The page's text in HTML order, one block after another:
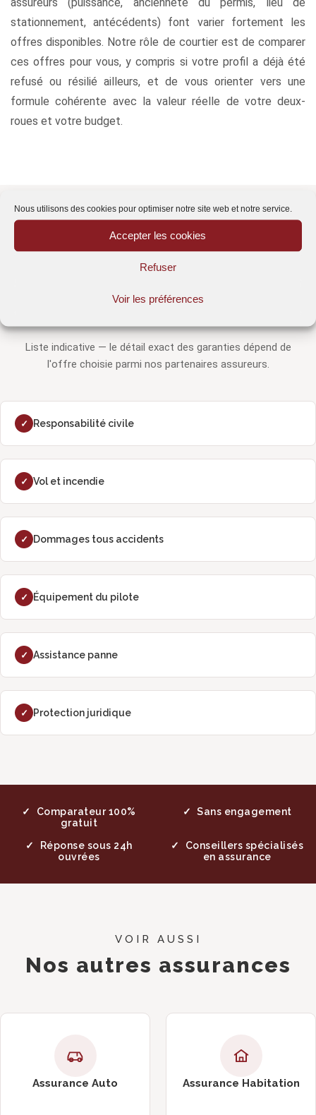
Nous utilisons des cookies pour optimiser notre site web et notre service.
Accepter les cookies
Refuser
Voir les préférences
assureurs (puissance, ancienneté du permis, lieu de
stationnement, antécédents) font varier fortement les
offres disponibles. Notre rôle de courtier est de comparer
ces offres pour vous, y compris si votre profil a déjà été
refusé ou résilié ailleurs, et de vous orienter vers une
formule cohérente avec la valeur réelle de votre deux-
roues et votre budget.
LES GARANTIES
Ce que couvre votre
assurance moto
Liste indicative — le détail exact des garanties dépend de
l'offre choisie parmi nos partenaires assureurs.
✓ Responsabilité civile
✓ Vol et incendie
✓ Dommages tous accidents
✓ Équipement du pilote
✓ Assistance panne
✓ Protection juridique
Comparateur 100%
gratuit
Sans engagement
Réponse sous 24h
ouvrées
Conseillers spécialisés
en assurance
VOIR AUSSI
Nos autres assurances
Assurance Auto Assurance Habitation